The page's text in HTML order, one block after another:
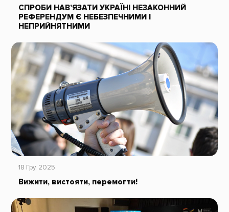
СПРОБИ НАВ’ЯЗАТИ УКРАЇНІ НЕЗАКОННИЙ
РЕФЕРЕНДУМ Є НЕБЕЗПЕЧНИМИ І
НЕПРИЙНЯТНИМИ
18 Гру, 2025
Вижити, вистояти, перемогти!